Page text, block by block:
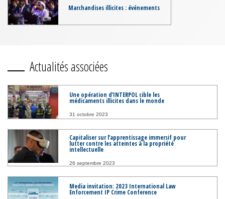
Marchandises illicites : événements
Actualités associées
Une opération d’INTERPOL cible les
médicaments illicites dans le monde
31 octobre 2023
Capitaliser sur l’apprentissage immersif pour
lutter contre les atteintes à la propriété
intellectuelle
26 septembre 2023
Media invitation: 2023 International Law
Enforcement IP Crime Conference